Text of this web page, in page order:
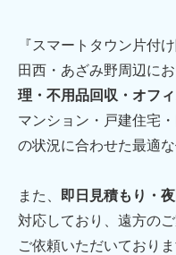
『スマートタウン片付
田西・あざみ野周辺にお
理・不用品回収・オフ
マンション・戸建住宅
の状況に合わせた最適
また、 即日見積もり・
対応しており、遠方の
ご依頼いただいておりま